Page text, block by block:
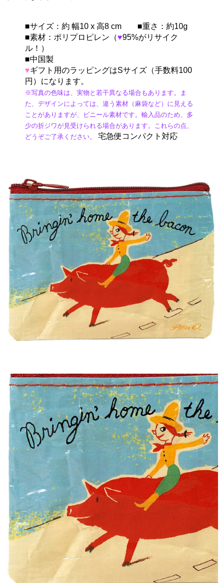
■サイズ：約 幅10 x 高8 cm ■重さ：約10g
■素材：ポリプロピレン（♥95%がリサイク
ル！）
■中国製
♥ギフト用のラッピングはSサイズ（手数料100
円）になります。
※写真の色味は、実物と若干異なる場合もあります。ま
た、デザインによっては、違う素材（麻袋など）に見える
ことがありますが、ビニール素材です。輸入品のため、多
少の折ジワが見受けられる場合があります。これらの点、
どうぞご了承ください。
宅急便コンパクト対応